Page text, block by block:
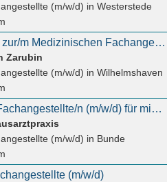
(m/w/d) in Westerstede
Auszubildende/r zur/m Medizinischen Fachangestellten in Teilzeit gesucht
Zarubin
(m/w/d) in Wilhelmshaven
Medizinische/n Fachangestellte/n (m/w/d) für mindestens 25 Stunden die Woche
(m/w/d) in Bunde
(m/w/d)